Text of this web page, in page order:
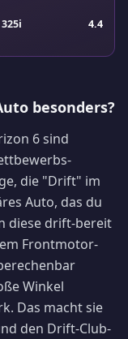
4.4
besonders?
6 sind
die "Drift" im
Auto, das du
diese drift-bereit
Frontmotor-
Winkel
Das macht sie
den Drift-Club-